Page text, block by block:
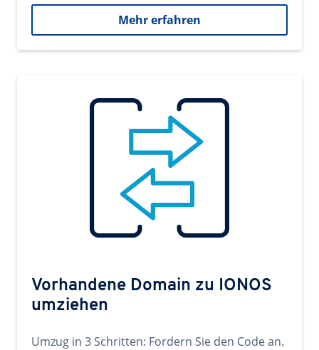
Mehr erfahren
Vorhandene Domain zu IONOS
umziehen
Umzug in 3 Schritten: Fordern Sie den Code an.